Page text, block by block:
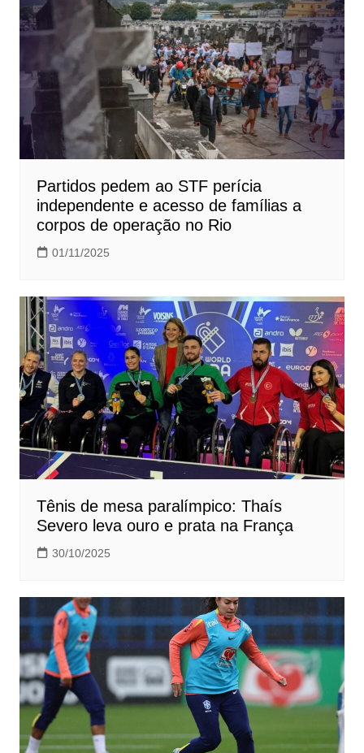
Partidos pedem ao STF perícia
independente e acesso de famílias a
corpos de operação no Rio
01/11/2025
Tênis de mesa paralímpico: Thaís
Severo leva ouro e prata na França
30/10/2025